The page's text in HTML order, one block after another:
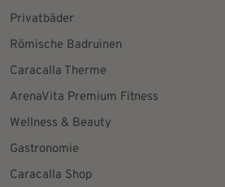
Privatbäder
Römische Badruinen
Caracalla Therme
ArenaVita Premium Fitness
Wellness & Beauty
Gastronomie
Caracalla Shop